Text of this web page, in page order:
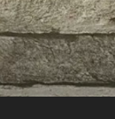
Sari
la
conținut